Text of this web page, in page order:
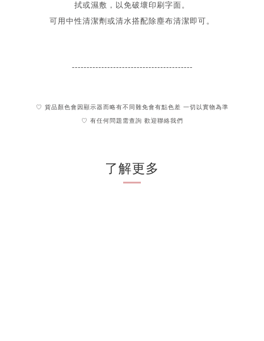
拭或濕敷，以免破壞印刷字面。
可用中性清潔劑或清水搭配除塵布清潔即可。
-----------------------------------------
♡ 貨品顏色會因顯示器而略有不同難免會有點色差 一切以實物為準
♡ 有任何問題需查詢 歡迎聯絡我們
了解更多